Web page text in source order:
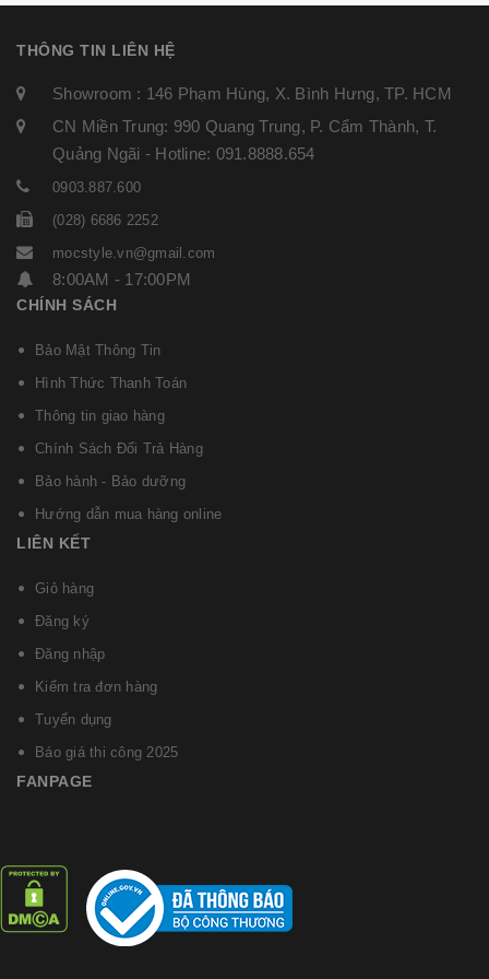
THÔNG TIN LIÊN HỆ
Showroom : 146 Phạm Hùng, X. Bình Hưng, TP. HCM
CN Miền Trung: 990 Quang Trung, P. Cẩm Thành, T.
Quảng Ngãi - Hotline: 091.8888.654
0903.887.600
(028) 6686 2252
mocstyle.vn@gmail.com
8:00AM - 17:00PM
CHÍNH SÁCH
Bảo Mật Thông Tin
Hình Thức Thanh Toán
Thông tin giao hàng
Chính Sách Đổi Trả Hàng
Bảo hành - Bảo dưỡng
Hướng dẫn mua hàng online
LIÊN KẾT
Giỏ hàng
Đăng ký
Đăng nhập
Kiểm tra đơn hàng
Tuyển dụng
Báo giá thi công 2025
FANPAGE